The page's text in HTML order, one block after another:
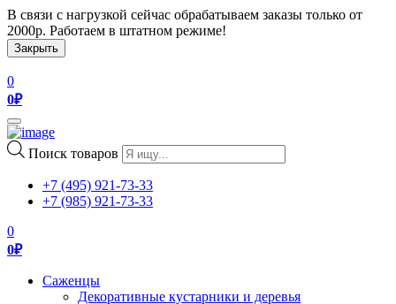
В связи с нагрузкой сейчас обрабатываем заказы только от
2000р. Работаем в штатном режиме!
Закрыть
0
0₽
Toggle
navigation
Поиск товаров
+7 (495) 921-73-33
+7 (985) 921-73-33
0
0₽
Саженцы
Декоративные кустарники и деревья